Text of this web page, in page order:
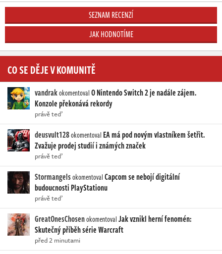
SEZNAM RECENZÍ
JAK HODNOTÍME
CO SE DĚJE V KOMUNITĚ
vandrakokomentovalO Nintendo Switch 2 je nadále zájem.
Konzole překonává rekordy
právě teď
deusvult128okomentoval EA má pod novým vlastníkem šetřit.
Zvažuje prodej studií i známých značek
právě teď
StormangelsokomentovalCapcom se nebojí digitální
budoucnosti PlayStationu
právě teď
GreatOnesChosenokomentovalJak vznikl herní fenomén:
Skutečný příběh série Warcraft
před 2 minutami